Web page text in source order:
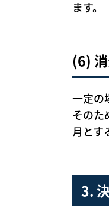
ます。
(6)
一定の
そのた
月とす
3.